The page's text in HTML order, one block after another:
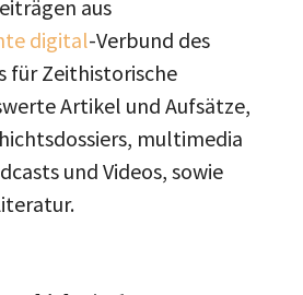
aus
digital-Verbund des
für Zeithistorische
Artikel und Aufsätze,
multimedia
und Videos, sowie